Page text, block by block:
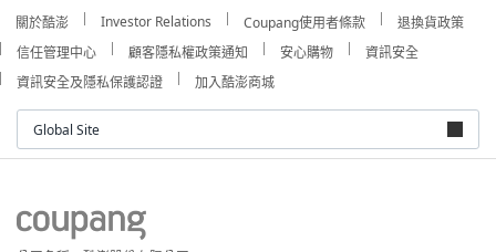
關於酷澎 Investor Relations Coupang使用者條款
退換貨政策
信任管理中心
顧客隱私權政策通知 安心購物
資訊安全
資訊安全及隱私保護認證
加入酷澎商城
Global Site